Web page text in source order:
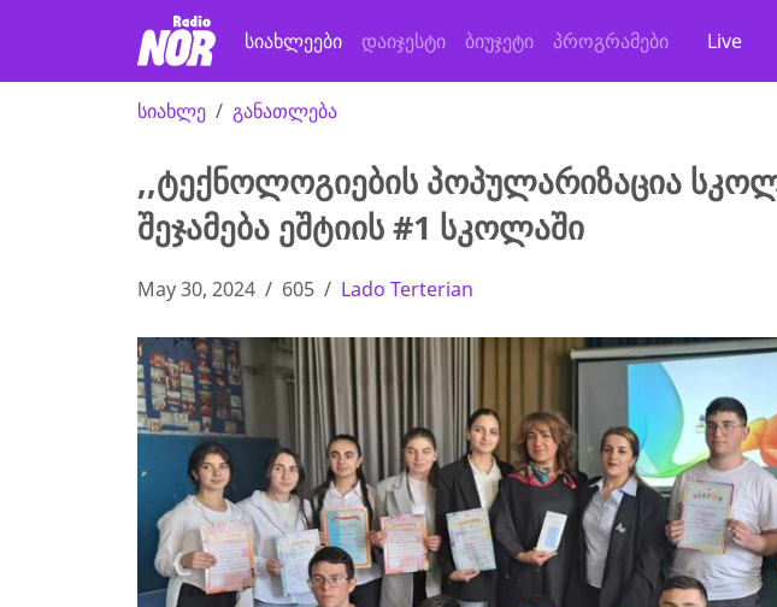
სიახლეები დაიჯესტი ბიუჯეტი პროგრამები Live
სიახლე განათლება
,,ტექნოლოგიების პოპულარიზაცია
შეჯამება ეშტიის #1 სკოლაში
May 30, 2024 605 Lado Terterian